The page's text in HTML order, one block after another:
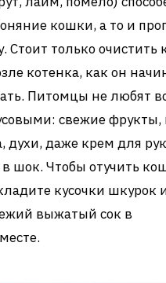
кошки, а то и
Стоит только очистить
котенка, как он
Питомцы не любят
свежие фрукты,
духи, даже крем для рук
в шок. Чтобы отучить
кусочки шкурок
выжатый сок в